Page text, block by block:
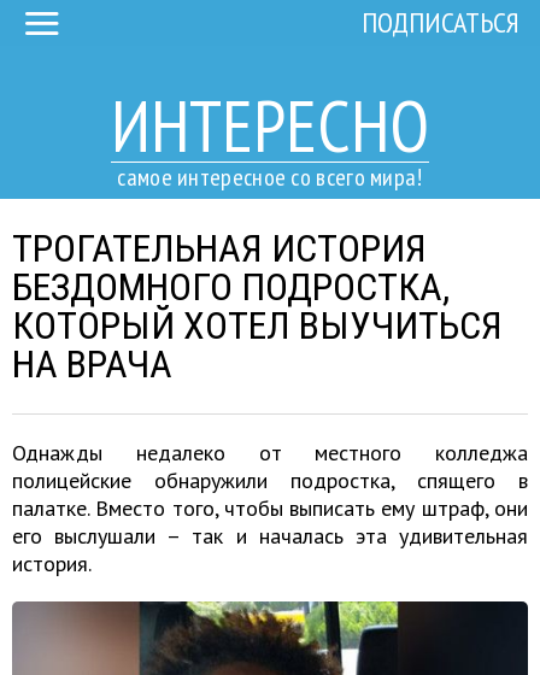
ИНТЕРЕСНО
самое интересное со всего мира!
ПОДПИСАТЬСЯ
ТРОГАТЕЛЬНАЯ ИСТОРИЯ
БЕЗДОМНОГО ПОДРОСТКА,
КОТОРЫЙ ХОТЕЛ ВЫУЧИТЬСЯ
НА ВРАЧА
Однажды недалеко от местного колледжа
полицейские обнаружили подростка, спящего в
палатке. Вместо того, чтобы выписать ему штраф, они
его выслушали – так и началась эта удивительная
история.